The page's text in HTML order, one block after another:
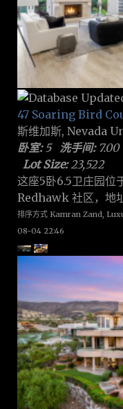
47 Soaring Bird
斯维加斯, Nevada
卧室:5 洗手间:7.00
Lot Size:23,522
这座5卧6.5卫庄园
Redhawk 社区，地
排序方式 Kamran Zand,
08-04 22:46